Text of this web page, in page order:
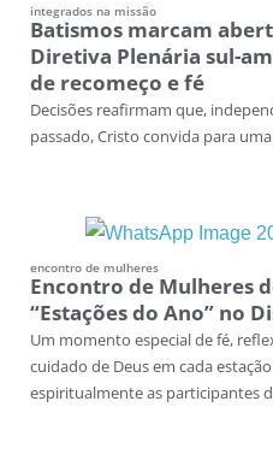
integrados na missão
Batismos marcam
Diretiva Plenária sul-
de recomeço e fé
Decisões reafirmam que,
passado, Cristo convida para
encontro de mulheres
Encontro de Mulheres
“Estações do Ano” no
Um momento especial de fé,
cuidado de Deus em cada
espiritualmente as participantes